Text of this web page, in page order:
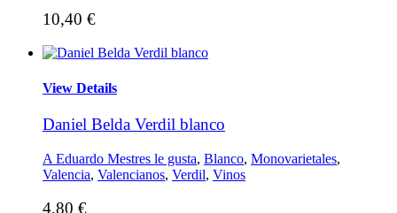
10,40 €
View Details
Daniel Belda Verdil blanco
A Eduardo Mestres le gusta, Blanco, Monovarietales,
Valencia, Valencianos, Verdil, Vinos
4,80 €